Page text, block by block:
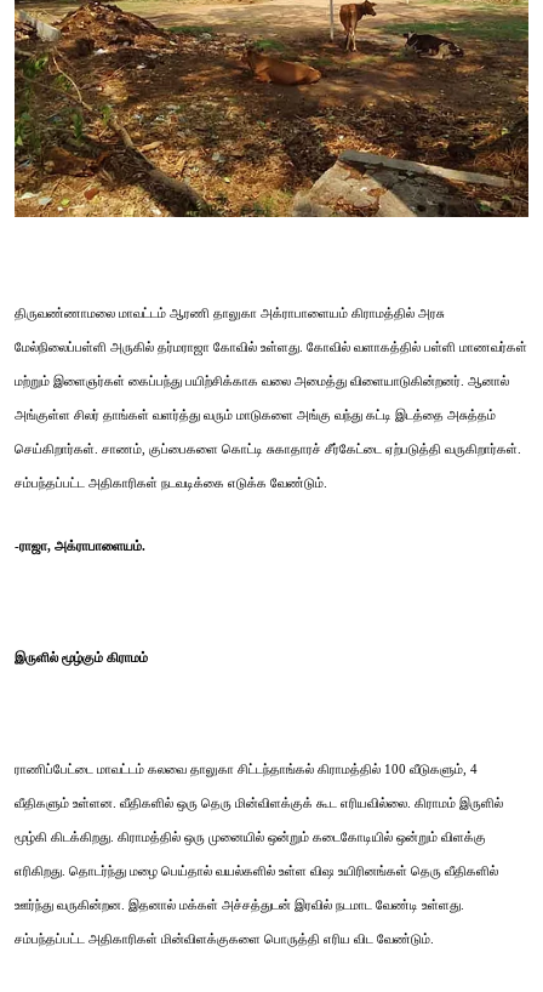
திருவண்ணாமலை மாவட்டம் ஆரணி தாலுகா அக்ராபாளையம் கிராமத்தில் அரசு
மேல்நிலைப்பள்ளி அருகில் தர்மராஜா கோவில் உள்ளது. கோவில் வளாகத்தில் பள்ளி மாணவர்கள்
மற்றும் இளைஞர்கள் கைப்பந்து பயிற்சிக்காக வலை அமைத்து விளையாடுகின்றனர். ஆனால்
அங்குள்ள சிலர் தாங்கள் வளர்த்து வரும் மாடுகளை அங்கு வந்து கட்டி இடத்தை அசுத்தம்
செய்கிறார்கள். சாணம், குப்பைகளை கொட்டி சுகாதாரச் சீர்கேட்டை ஏற்படுத்தி வருகிறார்கள்.
சம்பந்தப்பட்ட அதிகாரிகள் நடவடிக்கை எடுக்க வேண்டும்.
-ராஜா, அக்ராபாளையம்.
இருளில் மூழ்கும் கிராமம்
ராணிப்பேட்டை மாவட்டம் கலவை தாலுகா சிட்டந்தாங்கல் கிராமத்தில் 100 வீடுகளும், 4
வீதிகளும் உள்ளன. வீதிகளில் ஒரு தெரு மின்விளக்குக் கூட எரியவில்லை. கிராமம் இருளில்
மூழ்கி கிடக்கிறது. கிராமத்தில் ஒரு முனையில் ஒன்றும் கடைகோடியில் ஒன்றும் விளக்கு
எரிகிறது. தொடர்ந்து மழை பெய்தால் வயல்களில் உள்ள விஷ உயிரினங்கள் தெரு வீதிகளில்
ஊர்ந்து வருகின்றன. இதனால் மக்கள் அச்சத்துடன் இரவில் நடமாட வேண்டி உள்ளது.
சம்பந்தப்பட்ட அதிகாரிகள் மின்விளக்குகளை பொருத்தி எரிய விட வேண்டும்.